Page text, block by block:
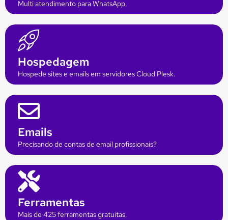
Multi atendimento para WhatsApp.
Hospedagem
Hospede sites e emails em servidores Cloud Plesk.
Emails
Precisando de contas de email profissionais?
Ferramentas
Mais de 425 ferramentas gratuitas.